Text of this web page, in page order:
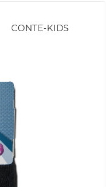
CONTE-KIDS